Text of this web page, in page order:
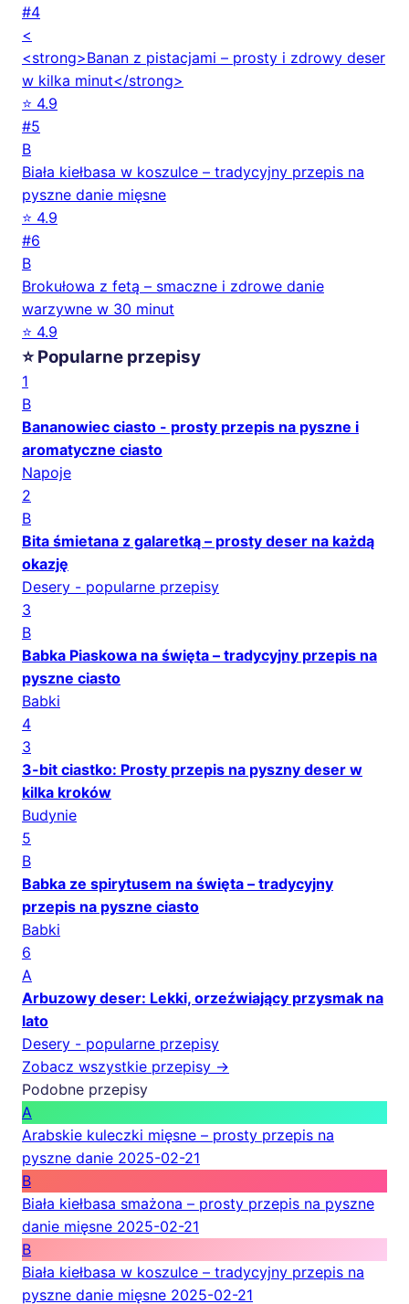
#4
<
<strong>Banan z pistacjami – prosty i zdrowy deser
w kilka minut</strong>
⭐ 4.9
#5
B
Biała kiełbasa w koszulce – tradycyjny przepis na
pyszne danie mięsne
⭐ 4.9
#6
B
Brokułowa z fetą – smaczne i zdrowe danie
warzywne w 30 minut
⭐ 4.9
⭐ Popularne przepisy
1
B
Bananowiec ciasto - prosty przepis na pyszne i
aromatyczne ciasto
Napoje
2
B
Bita śmietana z galaretką – prosty deser na każdą
okazję
Desery - popularne przepisy
3
B
Babka Piaskowa na święta – tradycyjny przepis na
pyszne ciasto
Babki
4
3
3-bit ciastko: Prosty przepis na pyszny deser w
kilka kroków
Budynie
5
B
Babka ze spirytusem na święta – tradycyjny
przepis na pyszne ciasto
Babki
6
A
Arbuzowy deser: Lekki, orzeźwiający przysmak na
lato
Desery - popularne przepisy
Zobacz wszystkie przepisy →
Podobne przepisy
A
Arabskie kuleczki mięsne – prosty przepis na
pyszne danie 2025-02-21
B
Biała kiełbasa smażona – prosty przepis na pyszne
danie mięsne 2025-02-21
B
Biała kiełbasa w koszulce – tradycyjny przepis na
pyszne danie mięsne 2025-02-21